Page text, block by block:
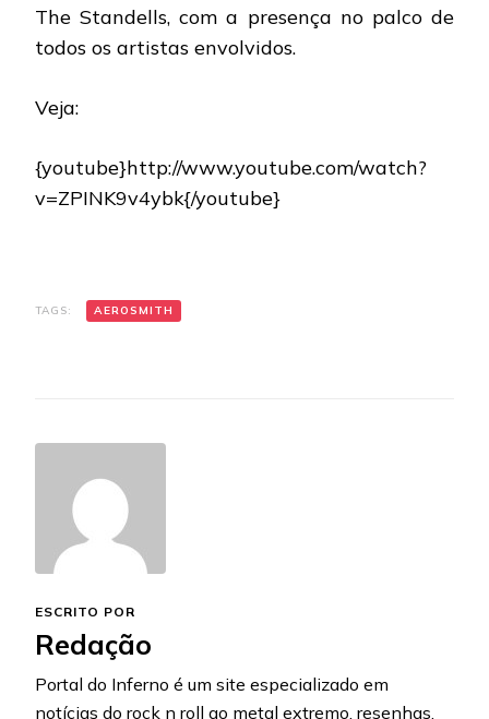
The Standells, com a presença no palco de
todos os artistas envolvidos.
Veja:
{youtube}http://www.youtube.com/watch?
v=ZPINK9v4ybk{/youtube}
TAGS: AEROSMITH
ESCRITO POR
Redação
Portal do Inferno é um site especializado em
notícias do rock n roll ao metal extremo, resenhas,